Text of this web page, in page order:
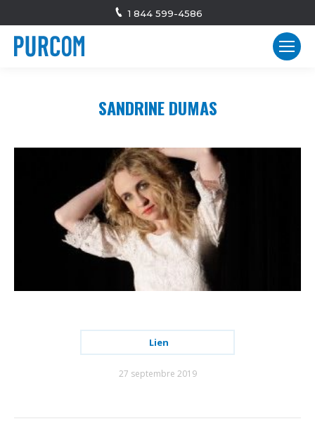
1 844 599-4586
SANDRINE DUMAS
Lien
27 septembre 2019